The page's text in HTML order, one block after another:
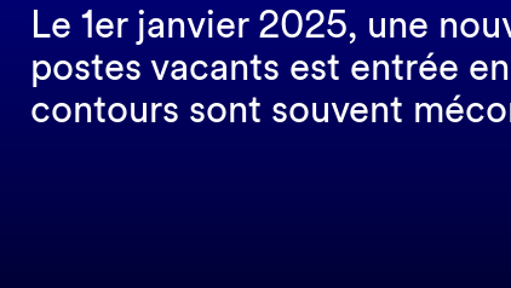
Le 1er janvier 2025, une
postes vacants est entrée
contours sont souvent